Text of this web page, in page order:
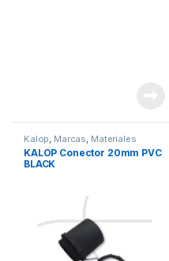
Kalop Marcas Materiales
Eléctricos Seguridad
KALOP Conector 20mm PVC
BLACK